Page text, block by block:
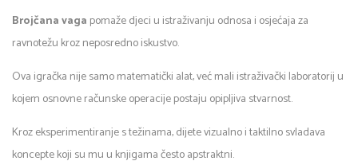
Brojčana vaga pomaže djeci u istraživanju odnosa i osjećaja za
ravnotežu kroz neposredno iskustvo.
Ova igračka nije samo matematički alat, već mali istraživački laboratorij u
kojem osnovne računske operacije postaju opipljiva stvarnost.
Kroz eksperimentiranje s težinama, dijete vizualno i taktilno svladava
koncepte koji su mu u knjigama često apstraktni.